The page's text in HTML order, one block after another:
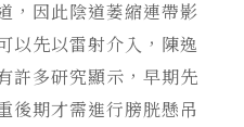
，因此陰道萎縮連帶影
以先以雷射介入，陳逸
許多研究顯示，早期先
後期才需進行膀胱懸吊